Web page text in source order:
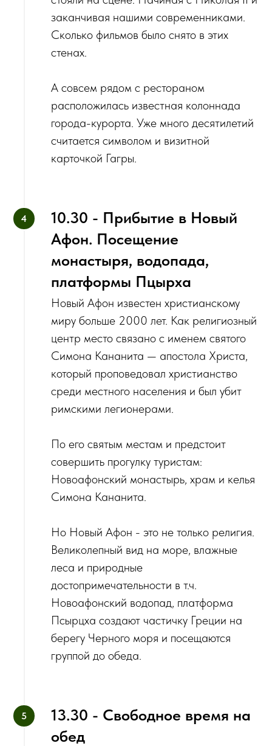
заканчивая нашими современниками.
‌Сколько фильмов было снято в этих
стенах.
А совсем рядом с рестораном
расположилась известная колоннада
города-курорта. Уже много десятилетий
считается символом и визитной
карточкой Гагры.
10.30 - Прибытие в Новый
Афон. Посещение
монастыря, водопада,
платформы Пцырха
Новый Афон известен христианскому
миру больше 2000 лет. Как религиозный
центр место связано с именем святого
Симона Кананита — апостола Христа,
который проповедовал христианство
среди местного населения и был убит
римскими легионерами.
По его святым местам и предстоит
совершить прогулку туристам:
Новоафонский монастырь, храм и келья
Симона Кананита.
Но Новый Афон - это не только религия.
Великолепный вид на море, влажные
леса и природные
достопримечательности в т.ч.
Новоафонский водопад, платформа
Псырцха создают частичку Греции на
берегу Черного моря и посещаются
группой до обеда.
13.30 - Свободное время на
обед